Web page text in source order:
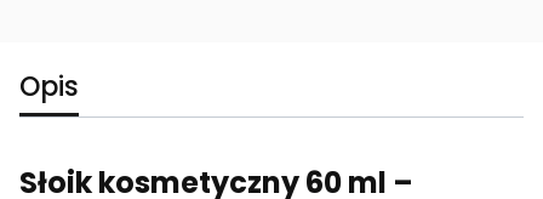
Opis
Słoik kosmetyczny 60 ml –